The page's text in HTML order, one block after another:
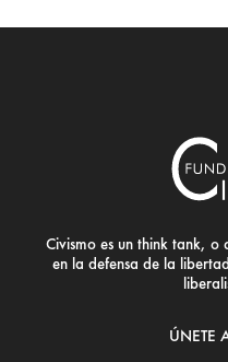
Civismo es un think tank,
en la defensa de la
ÚNETE